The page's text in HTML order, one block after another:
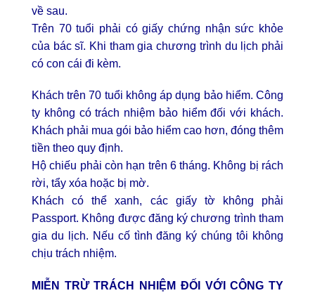
về sau.
Trên 70 tuổi phải có giấy chứng nhận sức khỏe
của bác sĩ. Khi tham gia chương trình du lịch phải
có con cái đi kèm.
Khách trên 70 tuổi không áp dụng bảo hiểm. Công
ty không có trách nhiệm bảo hiểm đối với khách.
Khách phải mua gói bảo hiểm cao hơn, đóng thêm
tiền theo quy định.
Hộ chiếu phải còn hạn trên 6 tháng. Không bị rách
rời, tẩy xóa hoặc bị mờ.
Khách có thể xanh, các giấy tờ không phải
Passport. Không được đăng ký chương trình tham
gia du lịch. Nếu cố tình đăng ký chúng tôi không
chịu trách nhiệm.
MIỄN TRỪ TRÁCH NHIỆM ĐỐI VỚI CÔNG TY